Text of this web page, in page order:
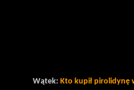
Wątek: Kto kupił pirolidynę